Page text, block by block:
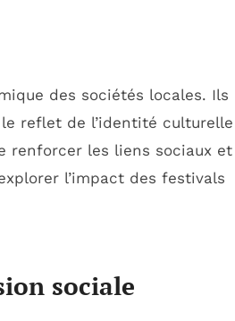
des sociétés locales. Ils
reflet de l’identité culturelle
renforcer les liens sociaux et
l’impact des festivals
sociale